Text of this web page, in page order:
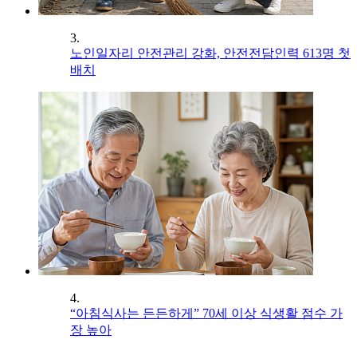
3.
노인일자리 안전관리 강화, 안전전담인력 613명 첫
배치
4.
“아침식사는 든든하게” 70세 이상 식생활 점수 가
장 높아